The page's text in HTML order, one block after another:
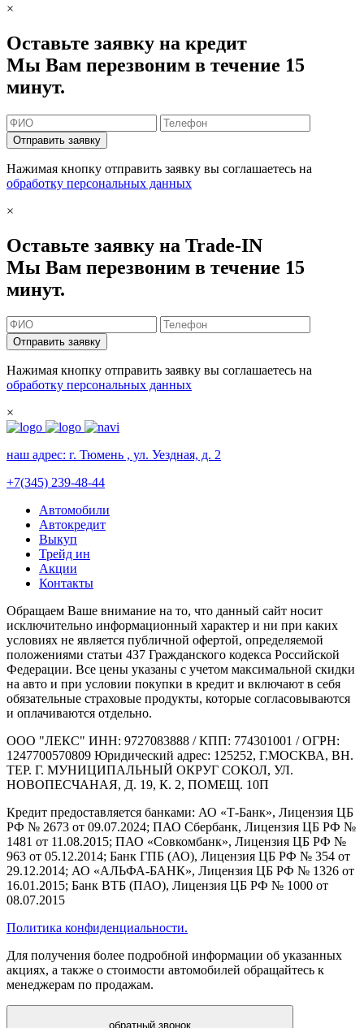
×
Оставьте заявку на кредит
Мы Вам перезвоним в течение 15
минут.
Отправить заявку
Нажимая кнопку отправить заявку вы соглашаетесь на
обработку персональных данных
×
Оставьте заявку на Trade-IN
Мы Вам перезвоним в течение 15
минут.
Отправить заявку
Нажимая кнопку отправить заявку вы соглашаетесь на
обработку персональных данных
×
наш адрес: г. Тюмень , ул. Уездная, д. 2
+7(345) 239-48-44
Автомобили
Автокредит
Выкуп
Трейд ин
Акции
Контакты
Обращаем Ваше внимание на то, что данный сайт носит
исключительно информационный характер и ни при каких
условиях не является публичной офертой, определяемой
положениями статьи 437 Гражданского кодекса Российской
Федерации. Все цены указаны с учетом максимальной скидки
на авто и при условии покупки в кредит и включают в себя
обязательные страховые продукты, которые согласовываются
и оплачиваются отдельно.
ООО "ЛЕКС" ИНН: 9727083888 / КПП: 774301001 / ОГРН:
1247700570809 Юридический адрес: 125252, Г.МОСКВА, ВН.
ТЕР. Г. МУНИЦИПАЛЬНЫЙ ОКРУГ СОКОЛ, УЛ.
НОВОПЕСЧАНАЯ, Д. 19, К. 2, ПОМЕЩ. 10П
Кредит предоставляется банками: АО «Т-Банк», Лицензия ЦБ
РФ № 2673 от 09.07.2024; ПАО Сбербанк, Лицензия ЦБ РФ №
1481 от 11.08.2015; ПАО «Совкомбанк», Лицензия ЦБ РФ №
963 от 05.12.2014; Банк ГПБ (АО), Лицензия ЦБ РФ № 354 от
29.12.2014; АО «АЛЬФА-БАНК», Лицензия ЦБ РФ № 1326 от
16.01.2015; Банк ВТБ (ПАО), Лицензия ЦБ РФ № 1000 от
08.07.2015
Политика конфиденциальности.
Для получения более подробной информации об указанных
акциях, а также о стоимости автомобилей обращайтесь к
менеджерам по продажам.
обратный звонок